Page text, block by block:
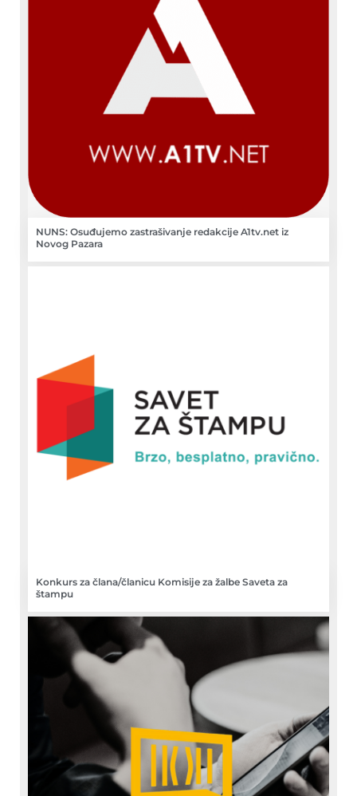
NUNS: Osuđujemo zastrašivanje redakcije A1tv.net iz
Novog Pazara
Konkurs za člana/članicu Komisije za žalbe Saveta za
štampu